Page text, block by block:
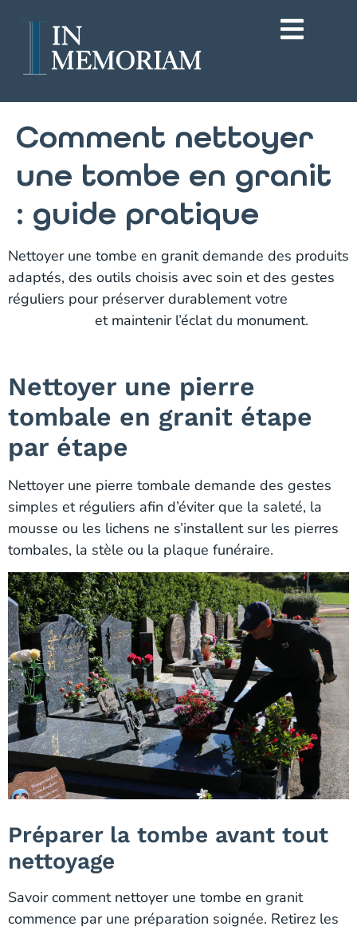
Comment nettoyer
une tombe en granit
: guide pratique
Nettoyer une tombe en granit demande des produits
adaptés, des outils choisis avec soin et des gestes
réguliers pour préserver durablement votre
et maintenir l’éclat du monument.
Nettoyer une pierre
tombale en granit étape
par étape
Nettoyer une pierre tombale demande des gestes
simples et réguliers afin d’éviter que la saleté, la
mousse ou les lichens ne s’installent sur les pierres
tombales, la stèle ou la plaque funéraire.
Préparer la tombe avant tout
nettoyage
Savoir comment nettoyer une tombe en granit
commence par une préparation soignée. Retirez les